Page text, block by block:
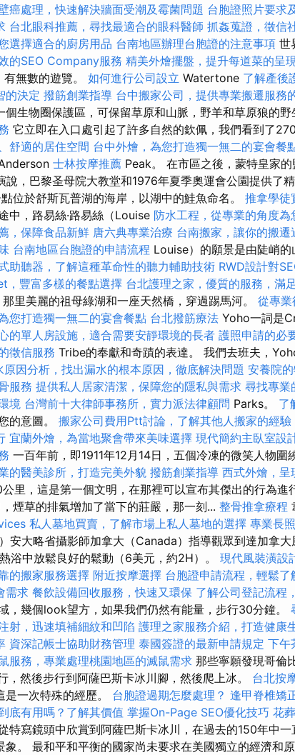
癌處理，快速解決牆面受潮及霉菌問題 台胞證照片要求
台北眼科推薦，尋找最適合的眼科醫師 抓姦蒐證，徵信
選擇適合的廚房用品 台南地區辦理台胞證的注意事項 世
的SEO Company服務 精美外燴擺盤，提升每道菜的呈
無數的遊覽。 如何進行公司設立 Watertone 了解產後
的決定 撥筋創業指導 台中搬家公司，提供專業搬遷服務
生物圈保護區，可保留草原和山脈，野羊和草原狼的野
它立即在入口處引起了許多自然的欽佩，我們看到了
舒適的居住空間 台中外燴，為您打造獨一無二的宴會餐
士林按摩推薦 Peak。 在市區之後，蒙特皇家的
，巴黎圣母院大教堂和1976年夏季奧運會公園提供了
位於舒斯瓦普湖的海岸，以湖中的鮭魚命名。 推拿學徒
中，路易絲·路易絲（Louise 防水工程，從專業的角度為
，保障食品新鮮 唐六典專業治療 台南搬家，讓你的搬遷
台南地區台胞證的申請流程 Louise）的願景是由陡峭的
助聽器，了解這種革命性的聽力輔助技術 RWD設計對
，豐富多樣的餐點選擇 台北護理之家，優質的服務，滿
里美麗的祖母綠湖和一座天然橋，穿過踢馬河。 從專業
您打造獨一無二的宴會餐點 台北撥筋療法 Yoho一詞是
的單人房設施，適合需要安靜環境的長者 護照申請的必
徵信服務 Tribe的奉獻和奇蹟的表達。 我們去班夫，
原因分析，找出漏水的根本原因，徹底解決問題 安養院
服務 提供私人居家清潔，保障您的隱私與需求 尋找專業
境 台灣前十大律師事務所，實力派法律顧問 Parks。 了
的意圖。 搬家公司費用Ptt討論，了解其他人搬家的經驗
宜蘭外燴，為當地聚會帶來美味選擇 現代簡約主臥室設
一百年前，即1911年12月14日，五個冷凍的微笑人物圍
的醫美診所，打造完美外貌 撥筋創業指導 西式外燴，呈
里，這是第一個文明，在那裡可以宣布其傑出的行為進
煙草的排氣增加了當下的莊嚴，那一刻... 整骨推拿療程
私人墓地買賣，了解市場上私人墓地的選擇 專業長
安大略省攝影師加拿大（Canada）指導觀眾到達加拿大
浴中放鬆良好的鬆動（6美元，約2H）。 現代風裝潢設
的搬家服務選擇 附近按摩選擇 台胞證申請流程，輕鬆了
需求 餐飲設備回收服務，快速又環保 了解公司登記流程
，幾個look望方，如果我們仍然有能量，步行30分鐘。
射，迅速填補細紋和凹陷 護理之家服務介紹，打造健康
資深記帳士協助財務管理 泰國簽證的最新申請規定 下午
服務，專業處理桃園地區的滅鼠需求 那些寧願發現哥倫
，然後步行到阿薩巴斯卡冰川腳，然後爬上冰。 台北按
一次特殊的經歷。 台胞證過期怎麼處理？ 逢甲脊椎矯
底有用嗎？了解其價值 掌握On-Page SEO優化技巧 花
特寫鏡頭中欣賞到阿薩巴斯卡冰川，在過去的150年中一
。 最和平和平衡的國家尚未要求在美國獨立的經濟和